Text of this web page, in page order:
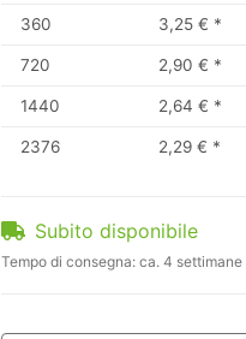
360 3,25 € *
720 2,90 € *
1440 2,64 € *
2376 2,29 € *
Subito disponibile
Tempo di consegna: ca. 4 settimane